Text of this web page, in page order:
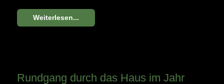
Weiterlesen...
Rundgang durch das Haus im Jahr